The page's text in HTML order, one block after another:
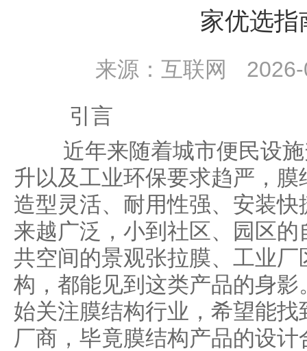
家优选指
来源：互联网
引言
近年来随着城市便民设施
升以及工业环保要求趋严，
造型灵活、耐用性强、安装
来越广泛，小到社区、园区
共空间的景观张拉膜、工业
构，都能见到这类产品的身
始关注膜结构行业，希望能
厂商，毕竟膜结构产品的设